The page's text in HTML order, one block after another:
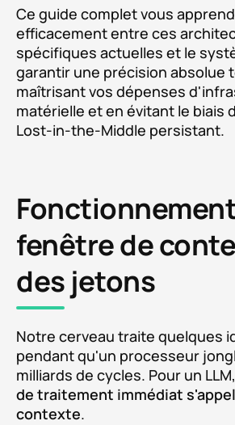
Ce guide complet vous
efficacement entre ces
spécifiques actuelles et le
garantir une précision absolue
maîtrisant vos dépenses
matérielle et en évitant le biais
Lost-in-the-Middle persistant.
fenêtre de
des jetons
Notre cerveau traite quelques
pendant qu'un processeur
milliards de cycles. Pour un LLM,
de traitement immédiat
contexte.